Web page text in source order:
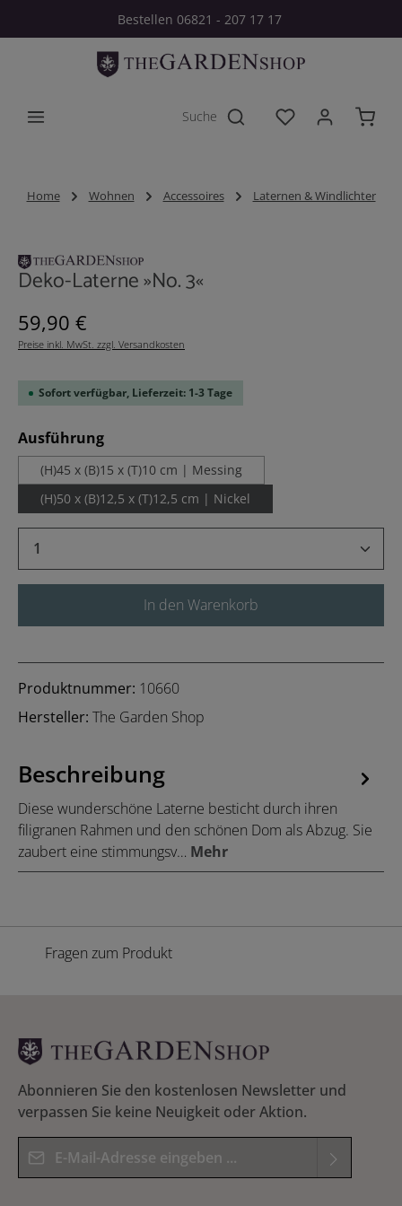
Zum Hauptinhalt springenBestellen 06821 - 207 17 17
Du hast 0
Home Wohnen Accessoires Laternen & Windlichter
Deko-Laterne »No. 3«
Regulärer Preis:
59,90 €
Preise inkl. MwSt. zzgl. Versandkosten
Sofort verfügbar, Lieferzeit: 1-3 Tage
Ausführungauswählen
(H)45 x (B)15 x (T)10 cm | Messing
(H)50 x (B)12,5 x (T)12,5 cm | Nickel
Produkt Anzahl: Gib den gewünschten
In den Warenkorb
Produktnummer: 10660
Hersteller: The Garden Shop
Beschreibung
Diese wunderschöne Laterne besticht durch ihren
filigranen Rahmen und den schönen Dom als Abzug. Sie
zaubert eine stimmungsv… Mehr
Fragen zum Produkt
Abonnieren Sie den kostenlosen Newsletter und
verpassen Sie keine Neuigkeit oder Aktion.
E-Mail-Adresse*